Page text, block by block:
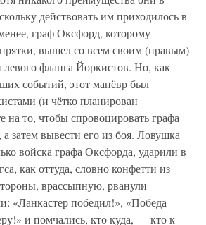
действовать им приходилось в
граф Оксфорд, которому
прятки, вышел со всем своим (правым)
фланга Йоркистов. Но, как
событий, этот манёвр был
(и чётко планирован
на то, чтобы спровоцировать графа
затем вывести его из боя. Ловушка
войска графа Оксфорда, ударили в
как оттуда, словно конфетти из
врассыпную, рванули
«Ланкастер победил!», «Победа
и помчались, кто куда, — кто к